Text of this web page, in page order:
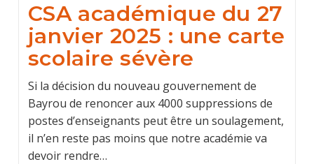
CSA académique du 27
janvier 2025 : une carte
scolaire sévère
Si la décision du nouveau gouvernement de
Bayrou de renoncer aux 4000 suppressions de
postes d’enseignants peut être un soulagement,
il n’en reste pas moins que notre académie va
devoir rendre…